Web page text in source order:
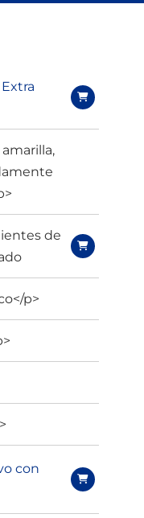
de
p>
con